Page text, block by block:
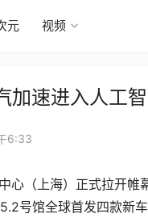
元 视频
加速进入人工
6:33
心（上海）正式拉开帷
号馆全球首发四款新